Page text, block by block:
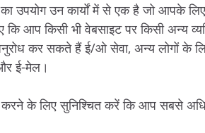
का उपयोग उन कार्यों में से एक है जो आपके
कि आप किसी भी वेबसाइट पर किसी अन्य
कर सकते हैं ई/ओ सेवा, अन्य लोगों के
ई-मेल।
के लिए सुनिश्चित करें कि आप सबसे